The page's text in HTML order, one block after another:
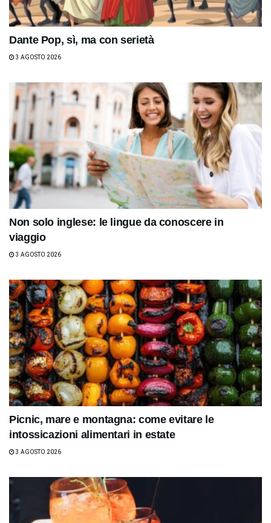
Dante Pop, sì, ma con serietà
3 AGOSTO 2026
Non solo inglese: le lingue da conoscere in
viaggio
3 AGOSTO 2026
Picnic, mare e montagna: come evitare le
intossicazioni alimentari in estate
3 AGOSTO 2026